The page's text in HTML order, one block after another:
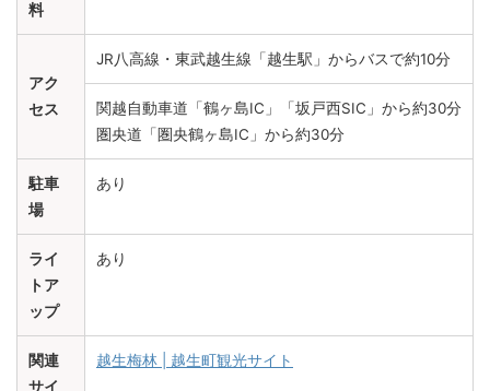
料
アク
セス
JR八高線・東武越生線「越生駅」からバスで約10分
関越自動車道「鶴ヶ島IC」「坂戸西SIC」から約30分
圏央道「圏央鶴ヶ島IC」から約30分
駐車
場
あり
ライ
トア
ップ
あり
関連
サイ
越生梅林 | 越生町観光サイト